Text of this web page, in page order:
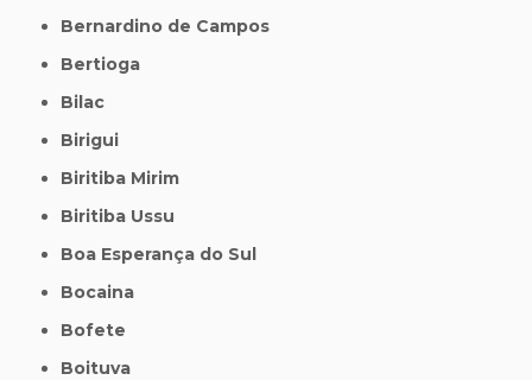
Bernardino de Campos
Bertioga
Bilac
Birigui
Biritiba Mirim
Biritiba Ussu
Boa Esperança do Sul
Bocaina
Bofete
Boituva